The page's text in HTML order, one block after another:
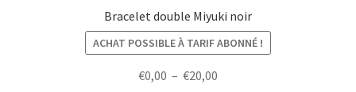
Bracelet double Miyuki noir
ACHAT POSSIBLE À TARIF ABONNÉ !
€0,00 – €20,00